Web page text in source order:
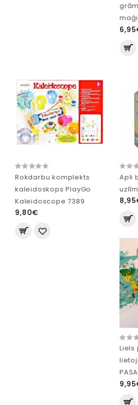
Rokdarbu komplekts
kaleidoskops PlayGo
Kaleidoscope 7389
9,80€
Apli